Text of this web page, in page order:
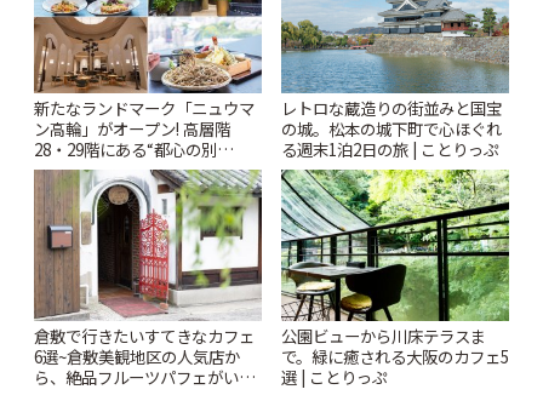
新たなランドマーク「ニュウマ
ン高輪」がオープン! 高層階
28・29階にある“都心の別
荘”「ルフトバウム」とは? | こ
とりっぷ
レトロな蔵造りの街並みと国宝
の城。松本の城下町で心ほぐれ
る週末1泊2日の旅 | ことりっぷ
倉敷で行きたいすてきなカフェ
6選~倉敷美観地区の人気店か
ら、絶品フルーツパフェがいた
公園ビューから川床テラスま
で。緑に癒される大阪のカフェ5
選 | ことりっぷ